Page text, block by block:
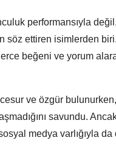
performansıyla
söz ettiren isimlerden
beğeni ve yorum
ve özgür bulunurken,
savundu.
medya varlığıyla